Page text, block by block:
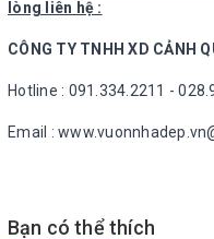
lòng liên hệ :
CÔNG TY TNHH XD CẢNH
Hotline : 091.334.2211 -
Email :
Bạn có thể thích